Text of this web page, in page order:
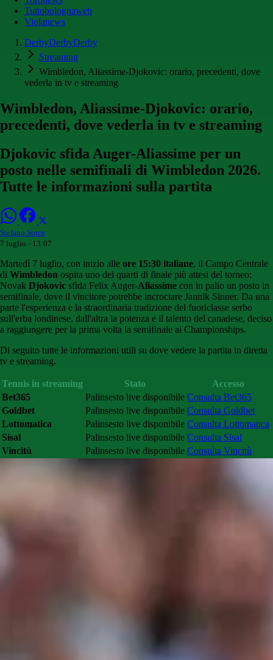
Tuttobolognaweb
Violanews
DerbyDerbyDerby
Streaming
Wimbledon, Aliassime-Djokovic: orario, precedenti, dove
vederla in tv e streaming
Wimbledon, Aliassime-Djokovic: orario,
precedenti, dove vederla in tv e streaming
Djokovic sfida Auger-Aliassime per un
posto nelle semifinali di Wimbledon 2026.
Tutte le informazioni sulla partita
Stefano Sorce
7 luglio - 13:07
Martedì 7 luglio, con inizio alle ore 15:30 italiane, il Campo Centrale
di Wimbledon ospita uno dei quarti di finale più attesi del torneo:
Novak Djokovic sfida Felix Auger-Aliassime con in palio un posto in
semifinale, dove il vincitore potrebbe incrociare Jannik Sinner. Da una
parte l'esperienza e la straordinaria tradizione del fuoriclasse serbo
sull'erba londinese, dall'altra la potenza e il talento del canadese, deciso
a raggiungere per la prima volta la semifinale ai Championships.
Di seguito tutte le informazioni utili su dove vedere la partita in diretta
tv e streaming.
Tennis in streaming Stato
Accesso
Bet365
Palinsesto live disponibile Consulta Bet365
Goldbet
Palinsesto live disponibile Consulta Goldbet
Lottomatica
Palinsesto live disponibile Consulta Lottomatica
Sisal
Palinsesto live disponibile Consulta Sisal
Vincitù
Palinsesto live disponibile Consulta Vincitù